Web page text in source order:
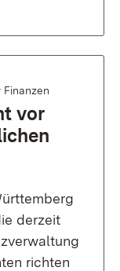
vor
derzeit
richten